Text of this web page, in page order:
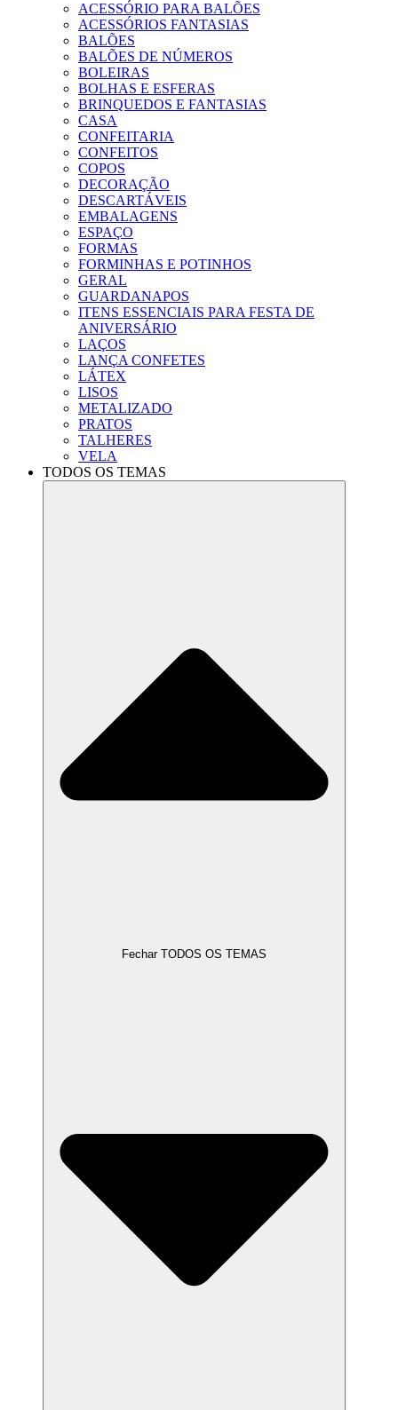
ACESSÓRIO PARA BALÕES
ACESSÓRIOS FANTASIAS
BALÕES
BALÕES DE NÚMEROS
BOLEIRAS
BOLHAS E ESFERAS
BRINQUEDOS E FANTASIAS
CASA
CONFEITARIA
CONFEITOS
COPOS
DECORAÇÃO
DESCARTÁVEIS
EMBALAGENS
ESPAÇO
FORMAS
FORMINHAS E POTINHOS
GERAL
GUARDANAPOS
ITENS ESSENCIAIS PARA FESTA DE
ANIVERSÁRIO
LAÇOS
LANÇA CONFETES
LÁTEX
LISOS
METALIZADO
PRATOS
TALHERES
VELA
TODOS OS TEMAS
Fechar TODOS OS TEMAS